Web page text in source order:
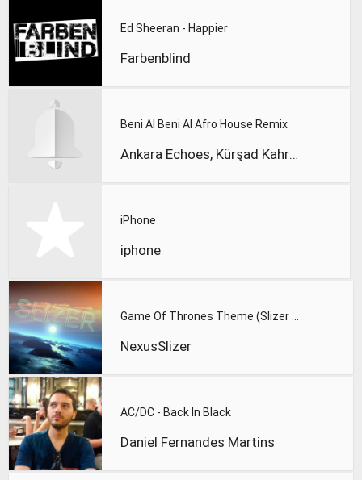
Ed Sheeran - Happier
Farbenblind
Beni Al Beni Al Afro House Remix
Ankara Echoes, Kürşad Kahraman
iPhone
iphone
NexusSlizer
AC/DC - Back In Black
Daniel Fernandes Martins